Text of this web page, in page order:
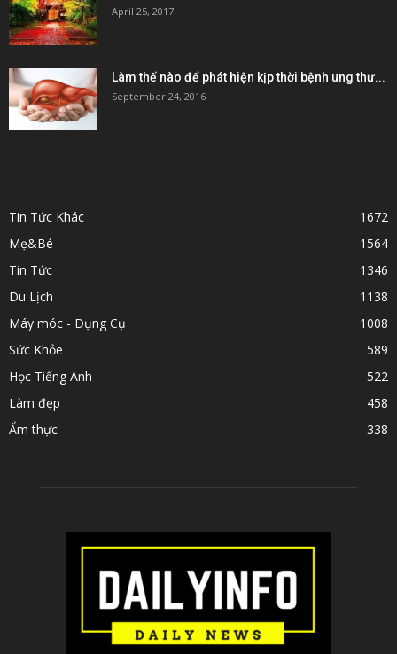
April 25, 2017
Làm thế nào để phát hiện kịp thời bệnh ung thư...
September 24, 2016
Tin Tức Khác
1672
Mẹ&Bé
1564
Tin Tức
1346
Du Lịch
1138
Máy móc - Dụng Cụ
1008
Sức Khỏe
589
Học Tiếng Anh
522
Làm đẹp
458
Ẩm thực
338